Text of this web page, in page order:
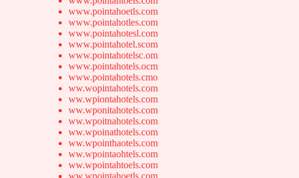
www.pointahoetls.com
www.pointahotles.com
www.pointahotesl.com
www.pointahotel.scom
www.pointahotelsc.om
www.pointahotels.ocm
www.pointahotels.cmo
ww.wopintahotels.com
ww.wpiontahotels.com
ww.wponitahotels.com
ww.wpoitnahotels.com
ww.wpoinathotels.com
ww.wpointhaotels.com
ww.wpointaohtels.com
ww.wpointahtoels.com
ww.wpointahoetls.com